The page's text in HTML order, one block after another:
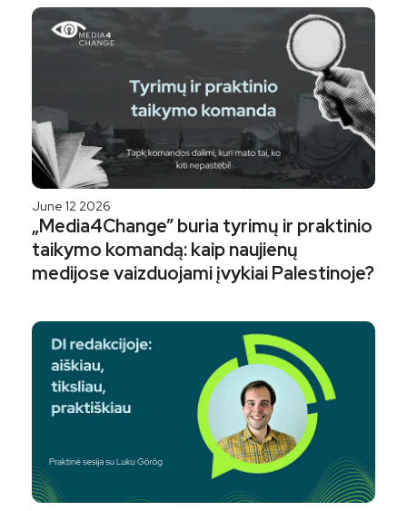
June 12 2026
„Media4Change” buria tyrimų ir praktinio
taikymo komandą: kaip naujienų
medijose vaizduojami įvykiai Palestinoje?